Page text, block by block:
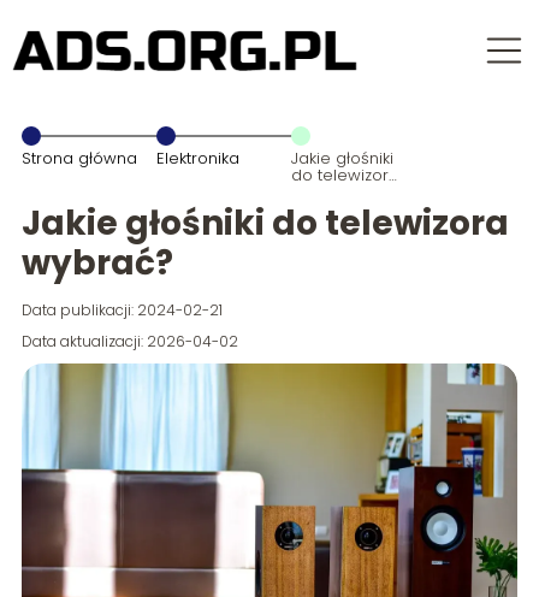
Strona główna Elektronika Jakie głośniki
do telewizora
Jakie głośniki do telewizora
wybrać?
Data publikacji: 2024-02-21
Data aktualizacji: 2026-04-02